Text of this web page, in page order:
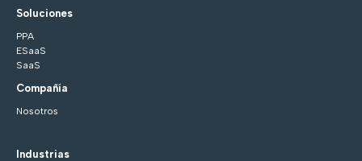
Soluciones
PPA
ESaaS
SaaS
Compañía
Nosotros
Industrias